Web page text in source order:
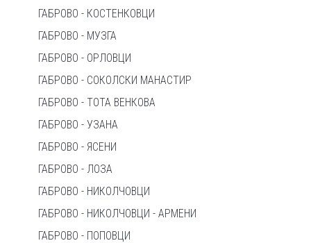
ГАБРОВО - КОСТЕНКОВЦИ
ГАБРОВО - МУЗГА
ГАБРОВО - ОРЛОВЦИ
ГАБРОВО - СОКОЛСКИ МАНАСТИР
ГАБРОВО - ТОТА ВЕНКОВА
ГАБРОВО - УЗАНА
ГАБРОВО - ЯСЕНИ
ГАБРОВО - ЛОЗА
ГАБРОВО - НИКОЛЧОВЦИ
ГАБРОВО - НИКОЛЧОВЦИ - АРМЕНИ
ГАБРОВО - ПОПОВЦИ